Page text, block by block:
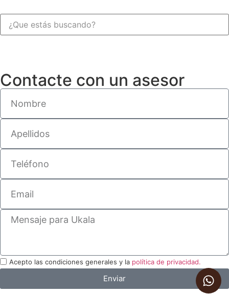
Contacte con un asesor
Acepto las condiciones generales y la política de privacidad.
Enviar